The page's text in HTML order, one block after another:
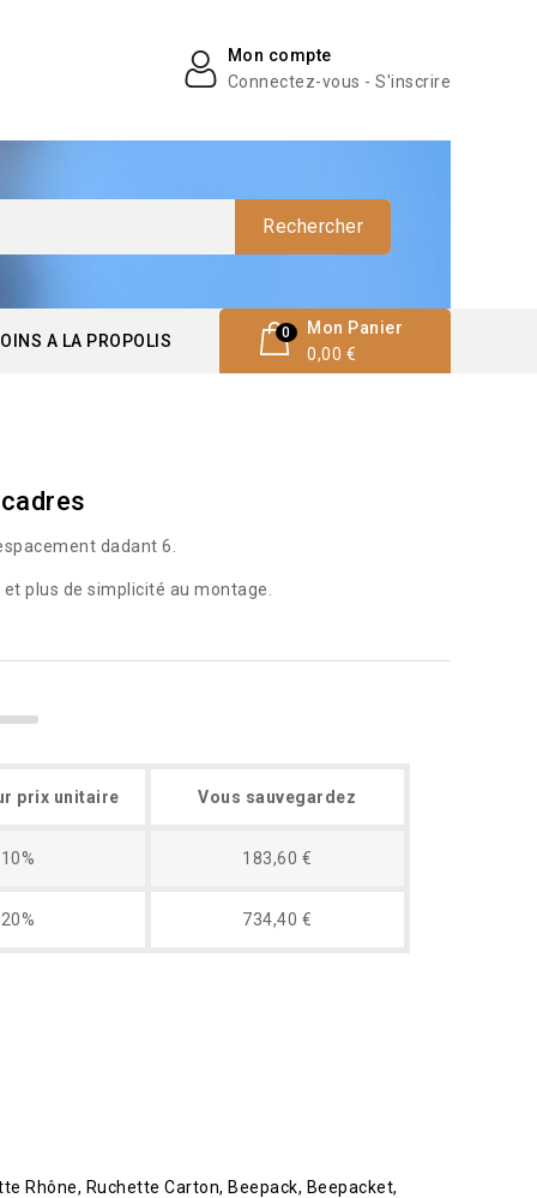
Mon compte
Connectez-vous - S'inscrire
Rechercher
A LA PROPOLIS
Mon Panier
0
0,00 €
dadant 6.
plus de simplicité au montage.
prix unitaire Vous sauvegardez
10% 183,60 €
20% 734,40 €
Rhône Ruchette Carton Beepack Beepacket